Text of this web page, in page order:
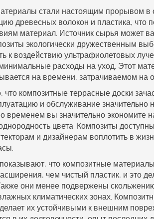
стали настоящим прорывом в
древесных волокон и пластика, что
материал. Источник сырья может
экологически дружественным
к воздействию ультрафиолетовых
расходы на уход. Этот
на времени, затрачиваемом на
что композитные террасные доски
и обслуживание значительно
временем вы значительно
цвета. Композиты
и дизайнерам воплотить в
что композитные
чем чистый пластик, и это
они менее подвержены
климатических зонах.
их устойчивыми к внешним